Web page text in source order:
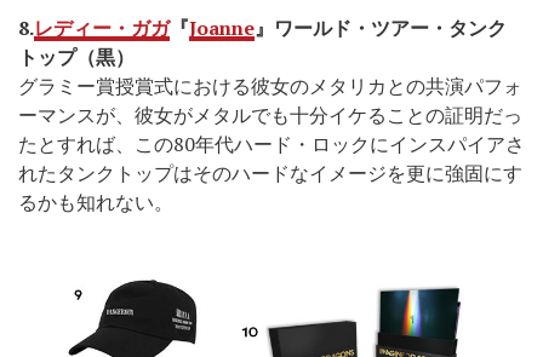
8.レディー・ガガ『Joanne』ワールド・ツアー・タンク
トップ（黒）
グラミー賞授賞式における彼女のメタリカとの共演パフォ
ーマンスが、彼女がメタルでも十分イケることの証明だっ
たとすれば、この80年代ハード・ロックにインスパイアさ
れたタンクトップはそのハードなイメージを更に強固にす
るかも知れない。